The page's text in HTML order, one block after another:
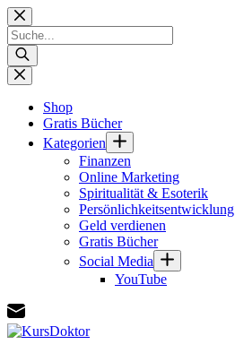
Zum
Inhalt
springen
Products
search
Shop
Gratis Bücher
Kategorien
Finanzen
Online Marketing
Spiritualität & Esoterik
Persönlichkeitsentwicklung
Geld verdienen
Gratis Bücher
Social Media
YouTube